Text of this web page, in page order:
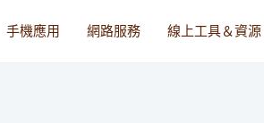
手機應用 網路服務 線上工具＆資源